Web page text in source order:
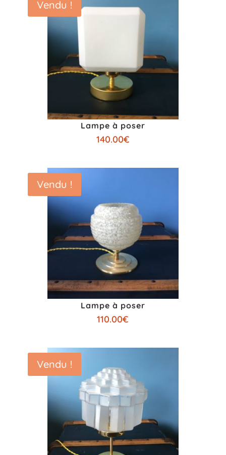
Lampe à poser
140.00€
Vendu !
Lampe à poser
110.00€
Vendu !
Vendu !